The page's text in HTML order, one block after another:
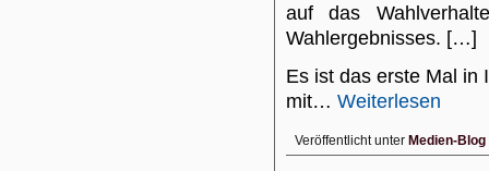
auf das
Wahlergebnisses. […]
Es ist das erste Mal in
mit… Weiterlesen
Veröffentlicht unter Medien-Blog